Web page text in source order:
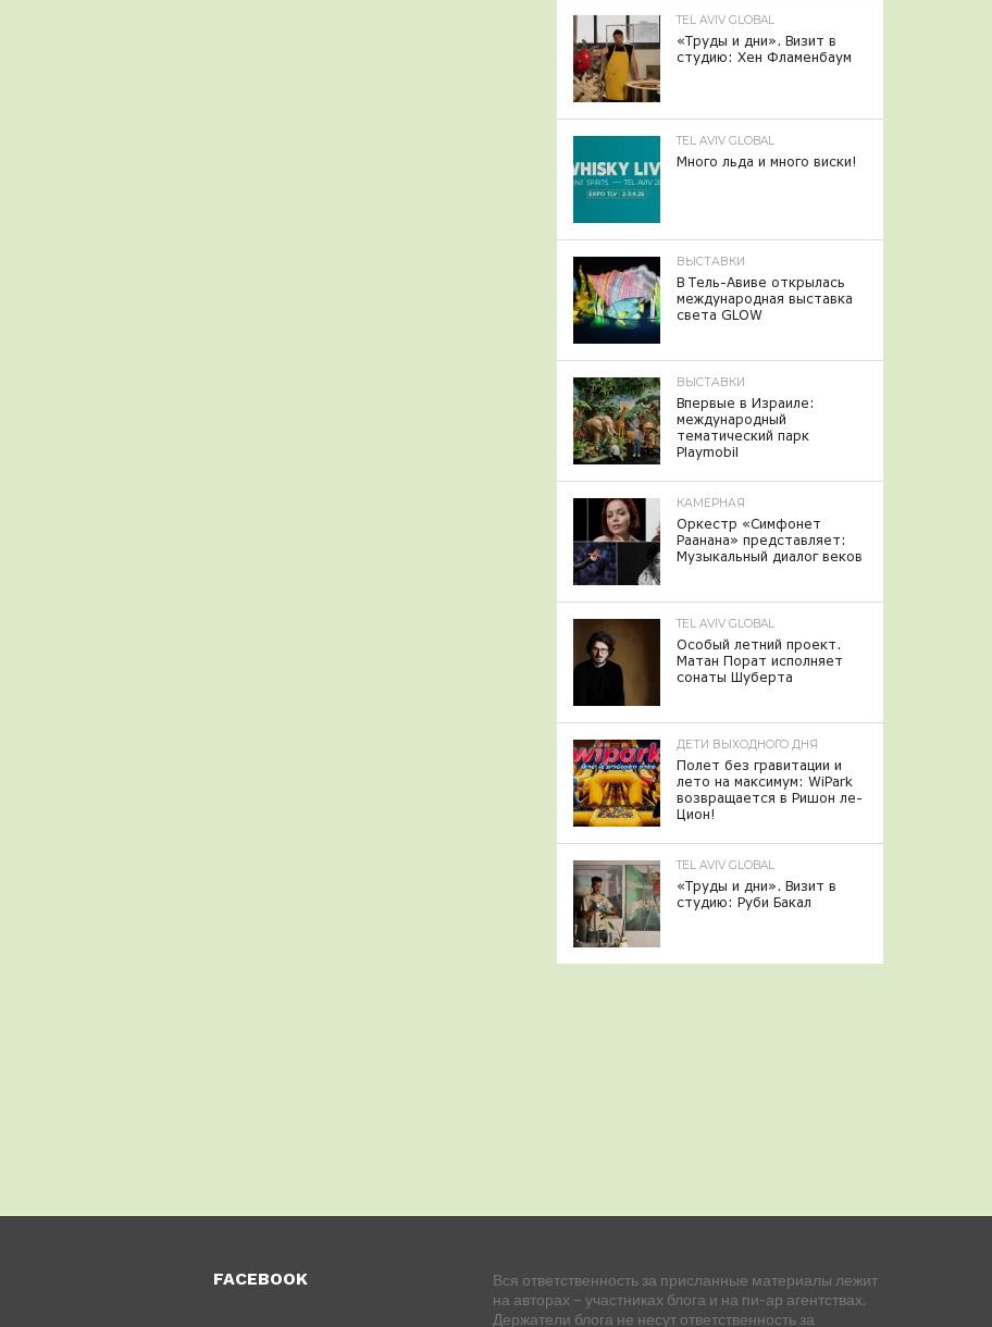
TEL AVIV GLOBAL
«Труды и дни». Визит в
студию: Хен Фламенбаум
TEL AVIV GLOBAL
Много льда и много виски!
ВЫСТАВКИ
В Тель-Авиве открылась
международная выставка
света GLOW
ВЫСТАВКИ
Впервые в Израиле:
международный
тематический парк
Playmobil
КАМЕРНАЯ
Оркестр «Симфонет
Раанана» представляет:
Музыкальный диалог веков
TEL AVIV GLOBAL
Особый летний проект.
Матан Порат исполняет
сонаты Шуберта
ДЕТИ ВЫХОДНОГО ДНЯ
Полет без гравитации и
лето на максимум: WiPark
возвращается в Ришон ле-
Цион!
TEL AVIV GLOBAL
«Труды и дни». Визит в
студию: Руби Бакал
FACEBOOK
Вся ответственность за присланные материалы лежит
на авторах – участниках блога и на пи-ар агентствах.
Держатели блога не несут ответственность за